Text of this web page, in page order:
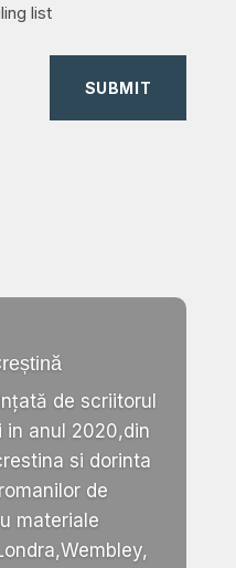
list
SUBMIT
de scriitorul
in anul 2020,din
si dorinta
de
materiale